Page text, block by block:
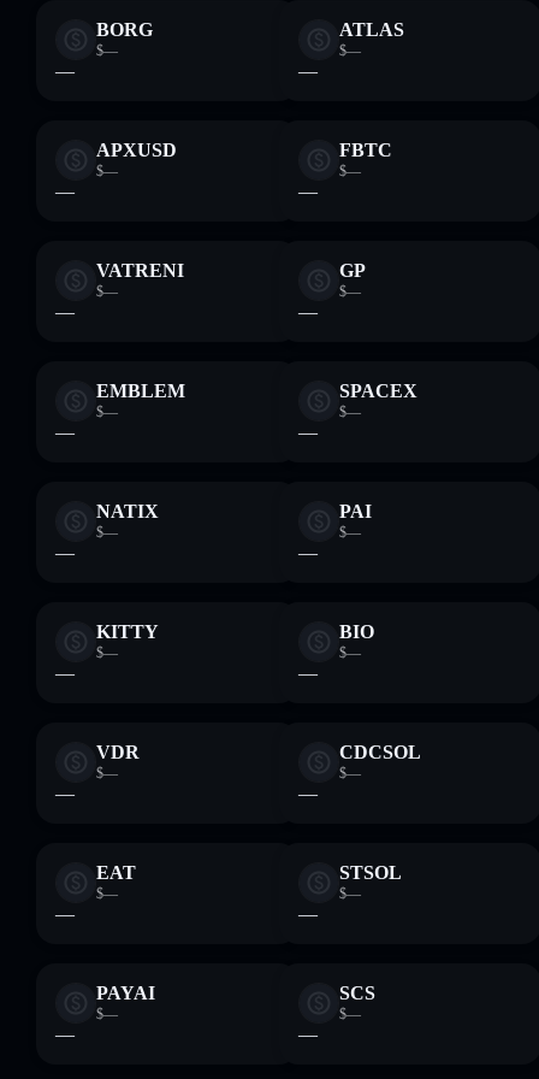
BORG
$—
—
ATLAS
$—
—
APXUSD
$—
—
FBTC
$—
—
VATRENI
$—
—
GP
$—
—
EMBLEM
$—
—
SPACEX
$—
—
NATIX
$—
—
PAI
$—
—
KITTY
$—
—
BIO
$—
—
VDR
$—
—
CDCSOL
$—
—
EAT
$—
—
STSOL
$—
—
PAYAI
$—
—
SCS
$—
—